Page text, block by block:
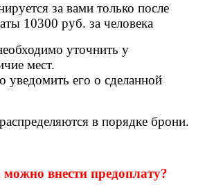
за вами только после
10300 руб. за человека
уточнить у
мест.
уведомить его о сделанной
в порядке брони.
внести предоплату?